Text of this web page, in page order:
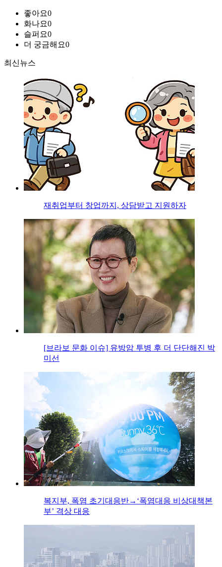
좋아요0
화나요0
슬퍼요0
더 궁금해요0
최신뉴스
재취업부터 창업까지, 상담받고 지원하자
[브라보 문화 이슈] 유방암 투병 후 더 단단해진 박
미선
복지부, 폭염 초기대응반→‘폭염대응 비상대책본
부’ 격상 대응